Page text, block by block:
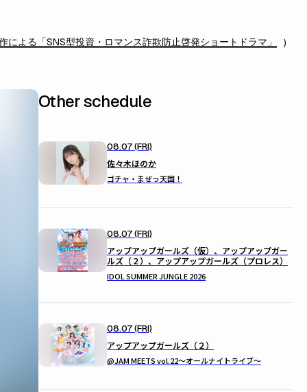
による「SNS型投資・ロマンス詐欺防止啓発ショートドラマ」
Other schedule
08.07 (FRI)
佐々木ほのか
ゴチャ・まぜっ天国！
08.07 (FRI)
アップアップガールズ（仮）、アップアップガー
ルズ（２）、アップアップガールズ（プロレス）
IDOL SUMMER JUNGLE 2026
08.07 (FRI)
アップアップガールズ（２）
@JAM MEETS vol.22〜オールナイトライブ〜